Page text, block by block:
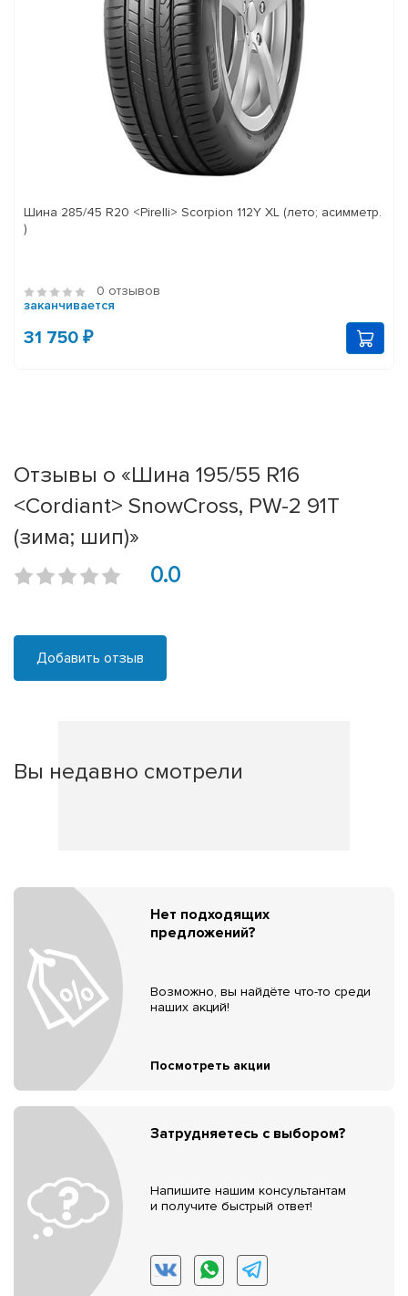
Шина 285/45 R20 <Pirelli> Scorpion 112Y XL (лето; асимметр.
)
0 отзывов
заканчивается
31 750 ₽
Отзывы о «Шина 195/55 R16
<Cordiant> SnowCross, PW-2 91T
(зима; шип)»
0.0
Добавить отзыв
Вы недавно смотрели
Нет подходящих
предложений?
Возможно, вы найдёте что-то среди
наших акций!
Посмотреть акции
Затрудняетесь с выбором?
Напишите нашим консультантам
и получите быстрый ответ!